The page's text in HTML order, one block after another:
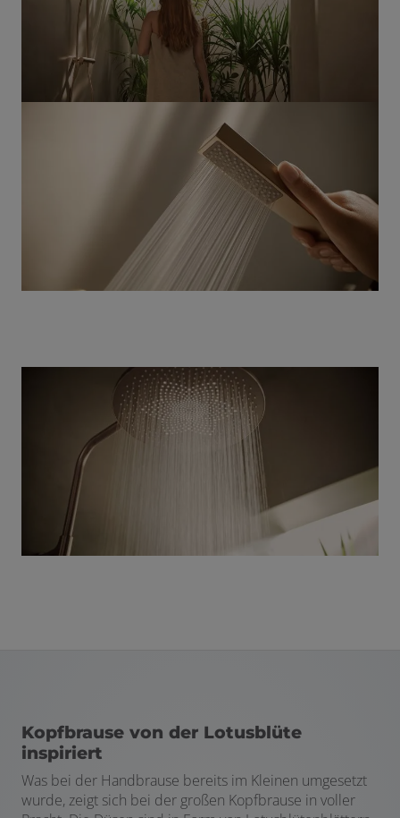
Kopfbrause von der Lotusblüte
inspiriert
Was bei der Handbrause bereits im Kleinen umgesetzt
wurde, zeigt sich bei der großen Kopfbrause in voller